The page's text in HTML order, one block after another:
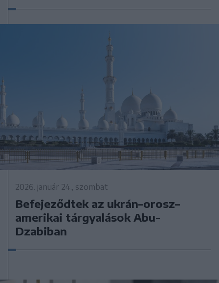
2026. január 24., szombat
Befejeződtek az ukrán–orosz–
amerikai tárgyalások Abu-
Dzabiban